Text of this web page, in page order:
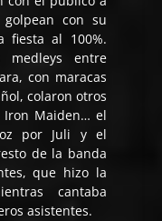
con su
fiesta al 100%.
medleys entre
con maracas
colaron otros
Iron Maiden… el
por Juli y el
de la banda
que hizo la
cantaba
asistentes.